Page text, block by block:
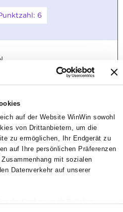
auf der Website WinWin sowohl
von Drittanbietern, um die
zu ermöglichen, Ihr Endgerät zu
auf Ihre persönlichen Präferenzen
mit sozialen
Datenverkehr auf unserer
6
den Gastraum gemäß den
Anweisungen ein.
sind korrekt